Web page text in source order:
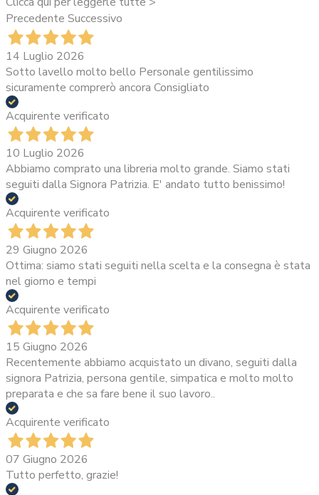
Precedente Successivo
14 Luglio 2026
Sotto lavello molto bello Personale gentilissimo
sicuramente comprerò ancora Consigliato
Acquirente verificato
10 Luglio 2026
Abbiamo comprato una libreria molto grande. Siamo stati
seguiti dalla Signora Patrizia. E' andato tutto benissimo!
Acquirente verificato
29 Giugno 2026
Ottima: siamo stati seguiti nella scelta e la consegna è stata
nel giorno e tempi
Acquirente verificato
15 Giugno 2026
Recentemente abbiamo acquistato un divano, seguiti dalla
signora Patrizia, persona gentile, simpatica e molto molto
preparata e che sa fare bene il suo lavoro..
Acquirente verificato
07 Giugno 2026
Tutto perfetto, grazie!